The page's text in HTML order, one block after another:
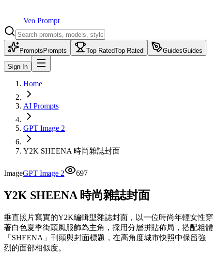
Veo Prompt
Prompts Prompts Top RatedTop Rated GuidesGuides
Sign In
Home
AI Prompts
GPT Image 2
Y2K SHEENA 時尚雜誌封面
ImageGPT Image 2 697
Y2K SHEENA 時尚雜誌封面
垂直照片寫實的Y2K編輯型雜誌封面，以一位時尚年輕女性穿
著白色夏季街頭風服飾為主角，採用分層拼貼佈局，搭配粗體
「SHEENA」刊頭與封面標題，在高角度城市快照中保留強
烈的面部相似度。